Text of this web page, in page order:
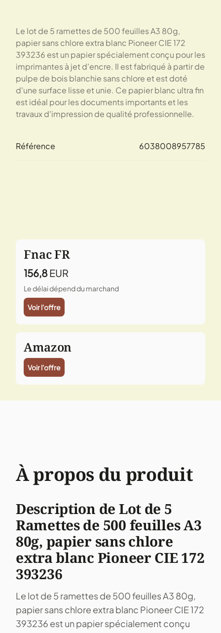
Le lot de 5 ramettes de 500 feuilles A3 80g,
papier sans chlore extra blanc Pioneer CIE 172
393236 est un papier spécialement conçu pour les
imprimantes à jet d'encre. Il est fabriqué à partir de
pulpe de bois blanchie sans chlore et est doté
d'une surface lisse et unie. Ce papier blanc ultra fin
est idéal pour les documents importants et les
travaux d'impression de qualité professionnelle.
Référence 6038008957785
Fnac FR
156,8 EUR
Le délai dépend du marchand
Voir l'offre
Amazon
Voir l'offre
À propos du produit
Description de Lot de 5
Ramettes de 500 feuilles A3
80g, papier sans chlore
extra blanc Pioneer CIE 172
393236
Le lot de 5 ramettes de 500 feuilles A3 80g,
papier sans chlore extra blanc Pioneer CIE 172
393236 est un papier spécialement conçu